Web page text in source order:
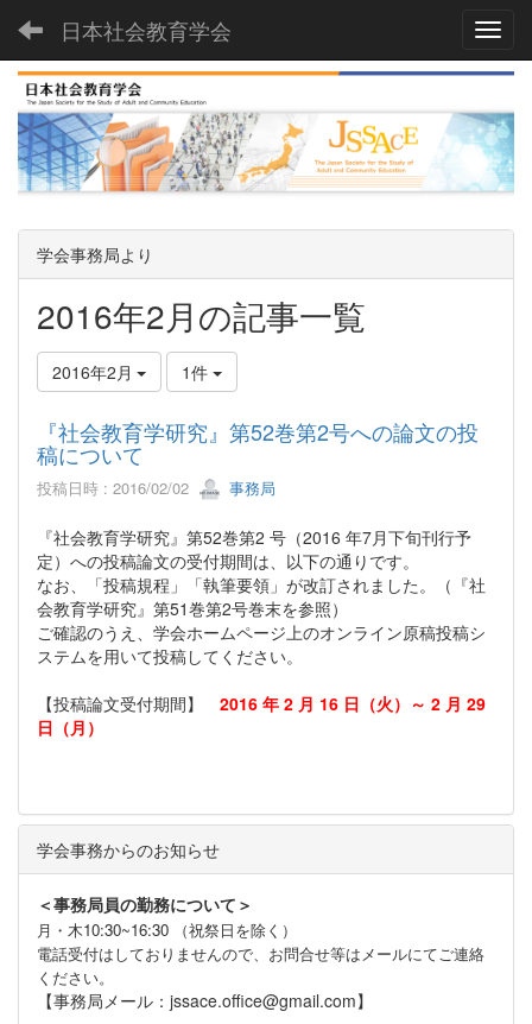
日本社会教育学会
学会事務局より
2016年2月の記事一覧
2016年2月 1件
『社会教育学研究』第52巻第2号への論文の投
稿について
投稿日時 : 2016/02/02 事務局
『社会教育学研究』第52巻第2 号（2016 年7月下旬刊行予
定）への投稿論文の受付期間は、以下の通りです。
なお、「投稿規程」「執筆要領」が改訂されました。（『社
会教育学研究』第51巻第2号巻末を参照）
ご確認のうえ、学会ホームページ上のオンライン原稿投稿シ
ステムを用いて投稿してください。
【投稿論文受付期間】 2016 年 2 月 16 日（火）～ 2 月 29
日（月）
学会事務からのお知らせ
＜事務局員の勤務について＞
月・木10:30~16:30 （祝祭日を除く）
電話受付はしておりませんので、お問合せ等はメールにてご連絡
ください。
【事務局メール：jssace.office@gmail.com】